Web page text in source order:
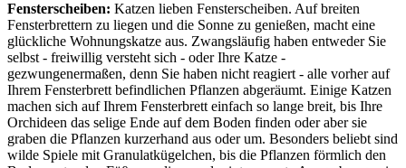
Fensterscheiben: Katzen lieben Fensterscheiben. Auf breiten
Fensterbrettern zu liegen und die Sonne zu genießen, macht eine
glückliche Wohnungskatze aus. Zwangsläufig haben entweder Sie
selbst - freiwillig versteht sich - oder Ihre Katze -
gezwungenermaßen, denn Sie haben nicht reagiert - alle vorher auf
Ihrem Fensterbrett befindlichen Pflanzen abgeräumt. Einige Katzen
machen sich auf Ihrem Fensterbrett einfach so lange breit, bis Ihre
Orchideen das selige Ende auf dem Boden finden oder aber sie
graben die Pflanzen kurzerhand aus oder um. Besonders beliebt sind
wilde Spiele mit Granulatkügelchen, bis die Pflanzen förmlich den